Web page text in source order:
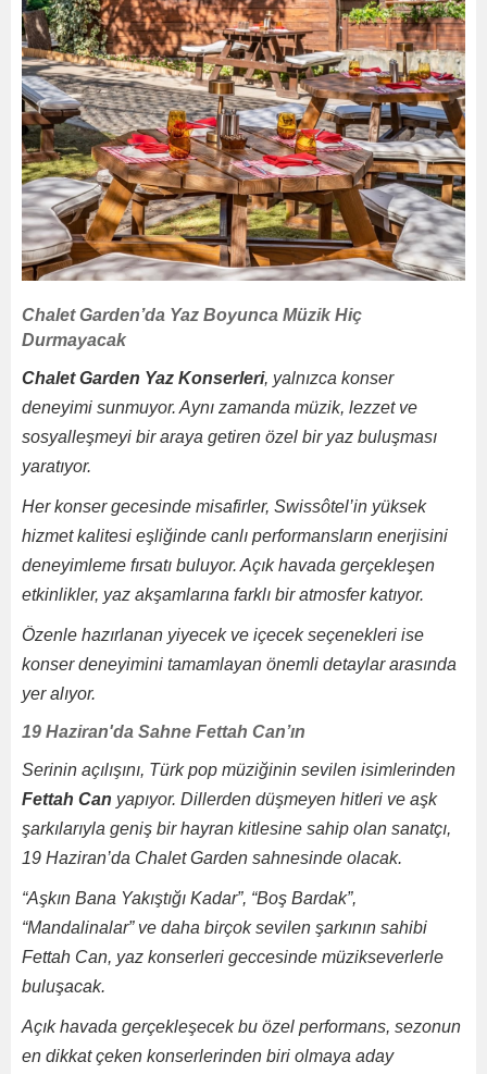
Chalet Garden’da Yaz Boyunca Müzik Hiç
Durmayacak
Chalet Garden Yaz Konserleri, yalnızca konser
deneyimi sunmuyor. Aynı zamanda müzik, lezzet ve
sosyalleşmeyi bir araya getiren özel bir yaz buluşması
yaratıyor.
Her konser gecesinde misafirler, Swissôtel’in yüksek
hizmet kalitesi eşliğinde canlı performansların enerjisini
deneyimleme fırsatı buluyor. Açık havada gerçekleşen
etkinlikler, yaz akşamlarına farklı bir atmosfer katıyor.
Özenle hazırlanan yiyecek ve içecek seçenekleri ise
konser deneyimini tamamlayan önemli detaylar arasında
yer alıyor.
19 Haziran'da Sahne Fettah Can’ın
Serinin açılışını, Türk pop müziğinin sevilen isimlerinden
Fettah Can yapıyor. Dillerden düşmeyen hitleri ve aşk
şarkılarıyla geniş bir hayran kitlesine sahip olan sanatçı,
19 Haziran’da Chalet Garden sahnesinde olacak.
“Aşkın Bana Yakıştığı Kadar”, “Boş Bardak”,
“Mandalinalar” ve daha birçok sevilen şarkının sahibi
Fettah Can, yaz konserleri geccesinde müzikseverlerle
buluşacak.
Açık havada gerçekleşecek bu özel performans, sezonun
en dikkat çeken konserlerinden biri olmaya aday